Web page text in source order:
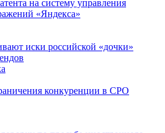
на систему управления
«Яндекса»
иски российской «дочки»
конкуренции в СРО